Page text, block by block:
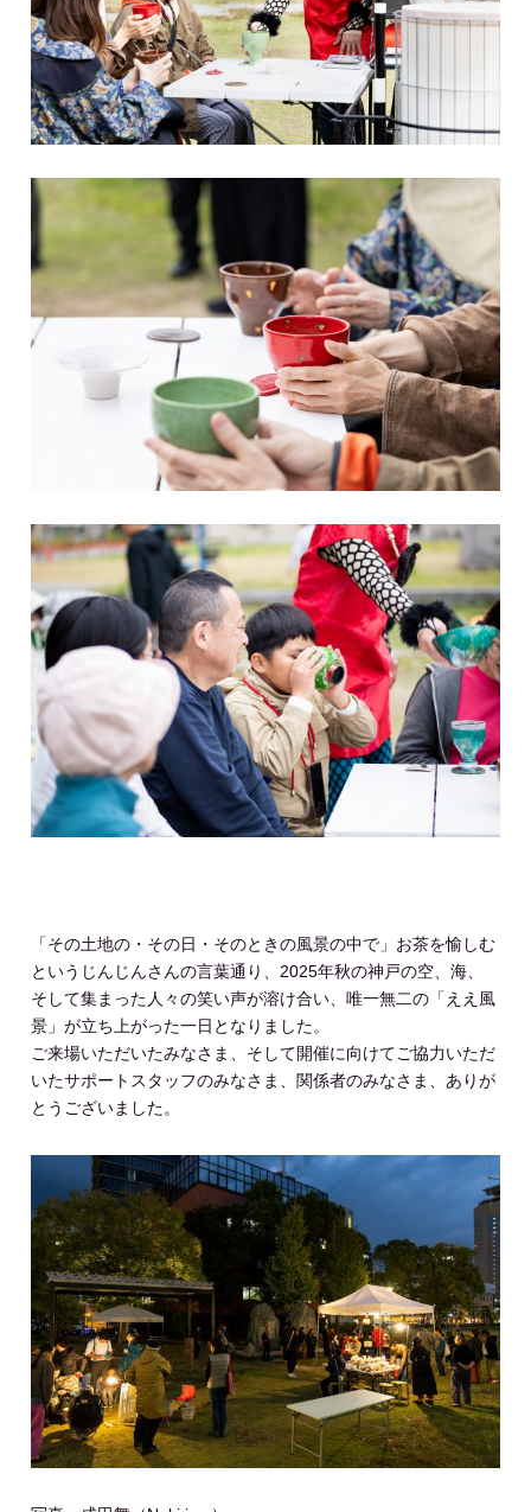
「その土地の・その日・そのときの風景の中で」お茶を愉しむ
というじんじんさんの言葉通り、2025年秋の神戸の空、海、
そして集まった人々の笑い声が溶け合い、唯一無二の「ええ風
景」が立ち上がった一日となりました。
ご来場いただいたみなさま、そして開催に向けてご協力いただ
いたサポートスタッフのみなさま、関係者のみなさま、ありが
とうございました。